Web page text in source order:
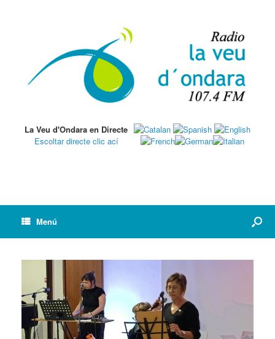
La Veu d'Ondara en Directe
Escoltar directe clic ací
Menú